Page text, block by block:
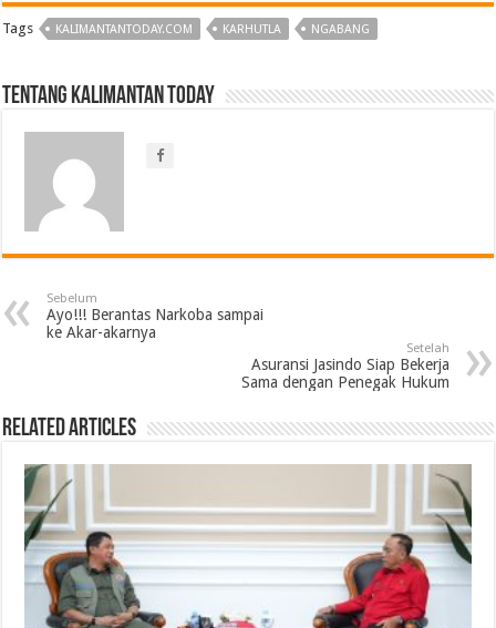
Tags KALIMANTANTODAY.COM KARHUTLA NGABANG
Tentang Kalimantan Today
Sebelum
Ayo!!! Berantas Narkoba sampai
ke Akar-akarnya
Setelah
Asuransi Jasindo Siap Bekerja
Sama dengan Penegak Hukum
Related Articles